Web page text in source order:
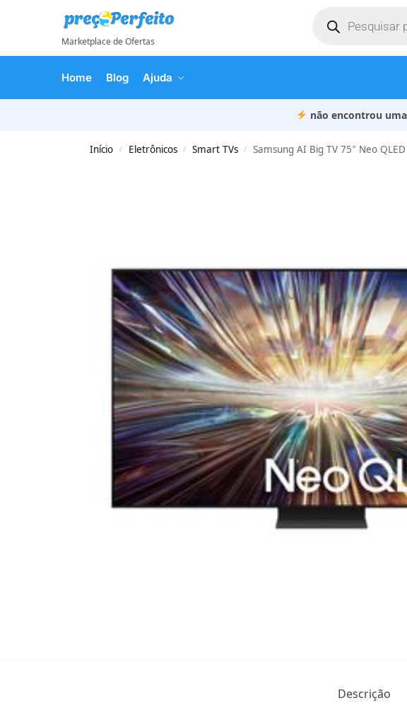
Marketplace de Ofertas
Home Blog Ajuda
não encontrou
Início / Eletrônicos / Smart TVs / Samsung AI Big TV 75″ Neo
Descrição